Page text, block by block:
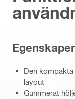
Egenskaper
Den
layout
Gummerat